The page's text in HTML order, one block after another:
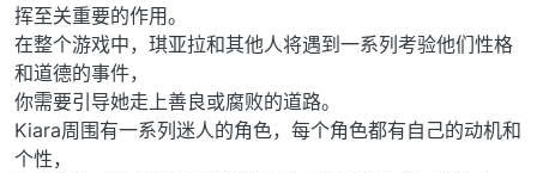
挥至关重要的作用。
在整个游戏中，琪亚拉和其他人将遇到一系列考验他们性格
和道德的事件，
你需要引导她走上善良或腐败的道路。
Kiara周围有一系列迷人的角色，每个角色都有自己的动机和
个性，